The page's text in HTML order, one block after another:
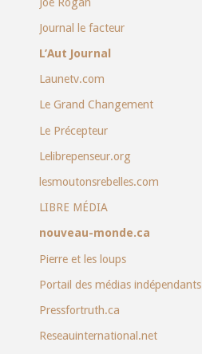
Journal le facteur
L’Aut Journal
Launetv.com
Le Grand Changement
Le Précepteur
Lelibrepenseur.org
lesmoutonsrebelles.com
LIBRE MÉDIA
nouveau-monde.ca
Pierre et les loups
Portail des médias indépendants
Pressfortruth.ca
Reseauinternational.net